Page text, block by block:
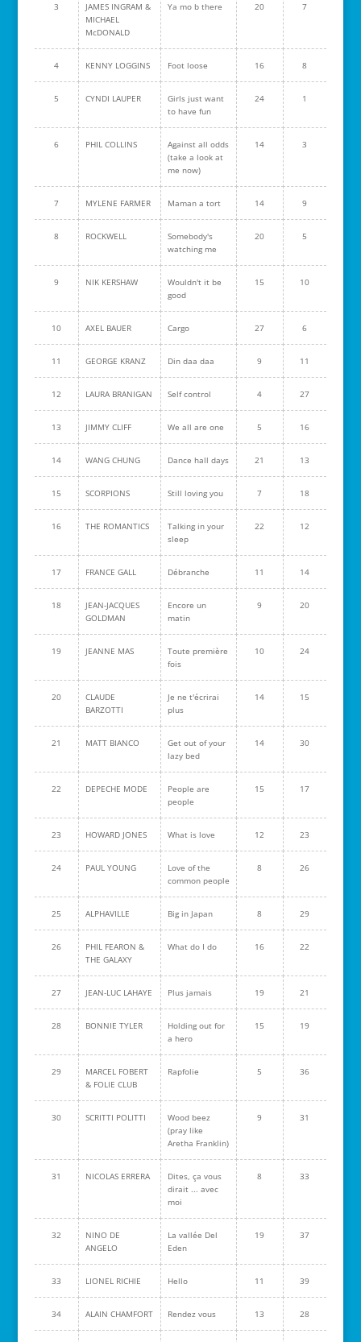
3
JAMES INGRAM &
MICHAEL
McDONALD
Ya mo b there 20 7
4 KENNY LOGGINS Foot loose 16 8
5 CYNDI LAUPER
Girls just want
to have fun
24 1
6 PHIL COLLINS
Against all odds
(take a look at
me now)
14 3
7 MYLENE FARMER Maman a tort 14 9
8 ROCKWELL
Somebody's
watching me
20 5
9 NIK KERSHAW
Wouldn't it be
good
15 10
10 AXEL BAUER Cargo 27 6
11 GEORGE KRANZ Din daa daa 9 11
12 LAURA BRANIGAN Self control 4 27
13 JIMMY CLIFF We all are one 5 16
14 WANG CHUNG Dance hall days 21 13
15 SCORPIONS Still loving you 7 18
16 THE ROMANTICS
Talking in your
sleep
22 12
17 FRANCE GALL Débranche 11 14
18
JEAN-JACQUES
GOLDMAN
Encore un
matin
9 20
19 JEANNE MAS
Toute première
fois
10 24
20
CLAUDE
BARZOTTI
Je ne t'écrirai
plus
14 15
21 MATT BIANCO
Get out of your
lazy bed
14 30
22 DEPECHE MODE
People are
people
15 17
23 HOWARD JONES What is love 12 23
24 PAUL YOUNG
Love of the
common people
8 26
25 ALPHAVILLE Big in Japan 8 29
26
PHIL FEARON &
THE GALAXY
What do I do 16 22
27 JEAN-LUC LAHAYE Plus jamais 19 21
28 BONNIE TYLER
Holding out for
a hero
15 19
29
MARCEL FOBERT
& FOLIE CLUB
Rapfolie 5 36
30 SCRITTI POLITTI
Wood beez
(pray like
Aretha Franklin)
9 31
31 NICOLAS ERRERA
Dites, ça vous
dirait ... avec
moi
8 33
32
NINO DE
ANGELO
La vallée Del
Eden
19 37
33 LIONEL RICHIE Hello 11 39
34 ALAIN CHAMFORT Rendez vous 13 28